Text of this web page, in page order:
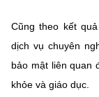
Cũng theo kết
dịch vụ chuyên
bảo mật liên quan
khỏe và giáo dục.